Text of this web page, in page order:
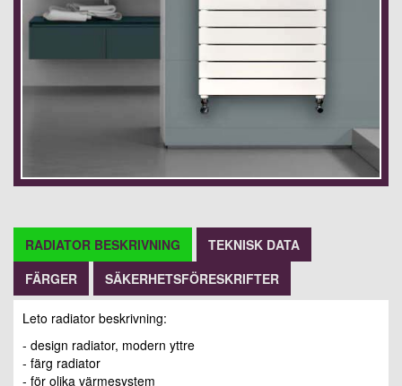
RADIATOR BESKRIVNING
TEKNISK DATA
FÄRGER
SÄKERHETSFÖRESKRIFTER
Leto radiator beskrivning:
- design radiator, modern yttre
- färg radiator
- för olika värmesystem